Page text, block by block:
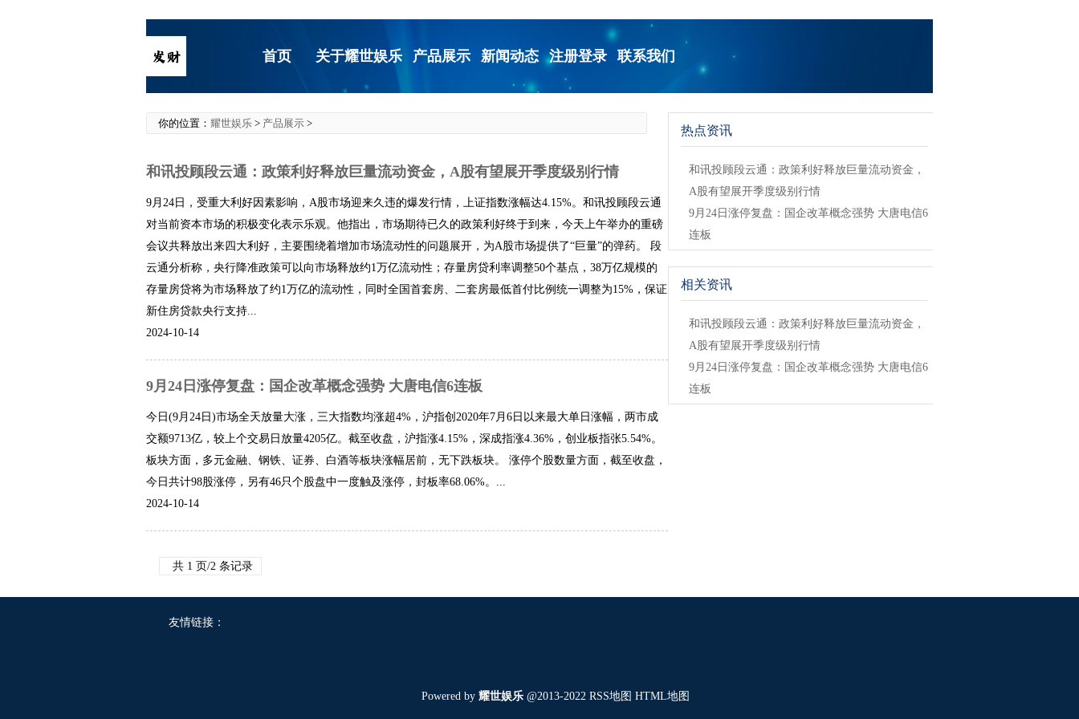
首页 关于耀世娱乐 产品展示 新闻动态 注册登录 联系我们
你的位置： 耀世娱乐 > 产品展示 >
和讯投顾段云通：政策利好释放巨量流动资金，A股有望展开季度级别行情
9月24日，受重大利好因素影响，A股市场迎来久违的爆发行情，上证指数涨幅达4.15%。和讯投顾段云通
对当前资本市场的积极变化表示乐观。他指出，市场期待已久的政策利好终于到来，今天上午举办的重磅
会议共释放出来四大利好，主要围绕着增加市场流动性的问题展开，为A股市场提供了“巨量”的弹药。 段
云通分析称，央行降准政策可以向市场释放约1万亿流动性；存量房贷利率调整50个基点，38万亿规模的
存量房贷将为市场释放了约1万亿的流动性，同时全国首套房、二套房最低首付比例统一调整为15%，保证
新住房贷款央行支持...
2024-10-14
9月24日涨停复盘：国企改革概念强势 大唐电信6连板
今日(9月24日)市场全天放量大涨，三大指数均涨超4%，沪指创2020年7月6日以来最大单日涨幅，两市成
交额9713亿，较上个交易日放量4205亿。截至收盘，沪指涨4.15%，深成指涨4.36%，创业板指张5.54%。
板块方面，多元金融、钢铁、证券、白酒等板块涨幅居前，无下跌板块。 涨停个股数量方面，截至收盘，
今日共计98股涨停，另有46只个股盘中一度触及涨停，封板率68.06%。...
2024-10-14
共 1 页/2 条记录
热点资讯
和讯投顾段云通：政策利好释放巨量流动资金，
A股有望展开季度级别行情
9月24日涨停复盘：国企改革概念强势 大唐电信6
连板
相关资讯
和讯投顾段云通：政策利好释放巨量流动资金，
A股有望展开季度级别行情
9月24日涨停复盘：国企改革概念强势 大唐电信6
连板
友情链接：
Powered by 耀世娱乐 @2013-2022 RSS地图 HTML地图